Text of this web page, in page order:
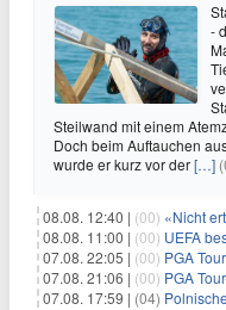
-
Steilwand mit einem
Doch beim Auftauchen
wurde er kurz vor der[…]
08.08. 12:40 | (00) «Nicht
08.08. 11:00 | (00) UEFA
07.08. 22:05 | (00) PGA Tour
07.08. 21:06 | (00) PGA Tour-CEO
07.08. 17:59 | (04) Polnische